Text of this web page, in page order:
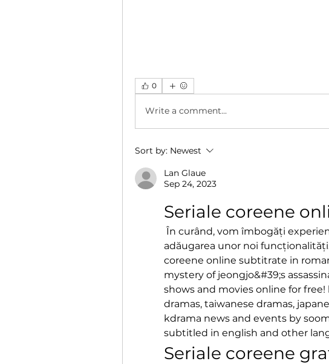
0
Write a comment...
Sort by: Newest
Lan Glaue
Sep 24, 2023
Seriale coreene
adăugarea unor noi
coreene online subtitrate in
mystery of jeongjo&#39;s
shows and movies online for free!
dramas, taiwanese dramas,
kdrama news and events by
subtitled in english and other
Seriale coreene